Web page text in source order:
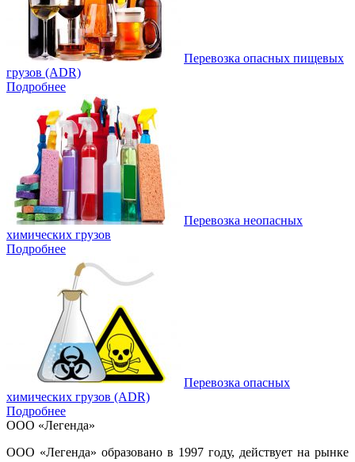
Перевозка опасных пищевых
грузов (ADR)
Подробнее
Перевозка неопасных
химических грузов
Подробнее
Перевозка опасных
химических грузов (ADR)
Подробнее
ООО «Легенда»
ООО «Легенда» образовано в 1997 году, действует на рынке